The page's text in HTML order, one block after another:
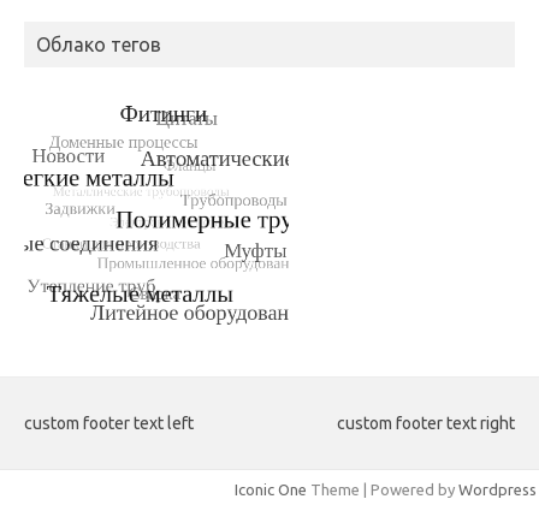
Облако тегов
custom footer text left custom footer text right
Iconic One Theme | Powered by Wordpress